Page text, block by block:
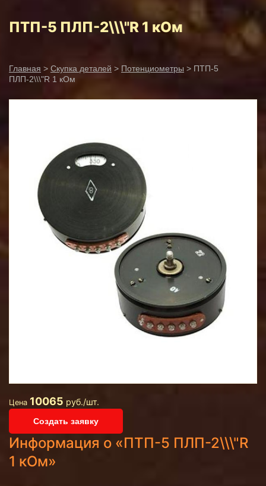
ПТП-5 ПЛП-2\\\"R 1 кОм
Главная > Скупка деталей > Потенциометры > ПТП-5
ПЛП-2\\\"R 1 кОм
Цена 10065 руб./шт.
Создать заявку
Информация о «ПТП-5 ПЛП-2\\\"R
1 кОм»